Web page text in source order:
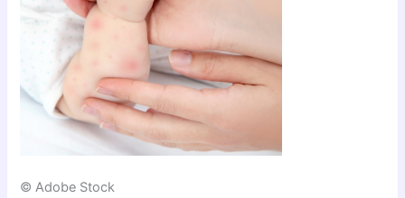
© Adobe Stock